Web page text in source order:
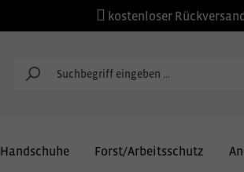
kostenloser
Handschuhe Forst/Arbeitsschutz